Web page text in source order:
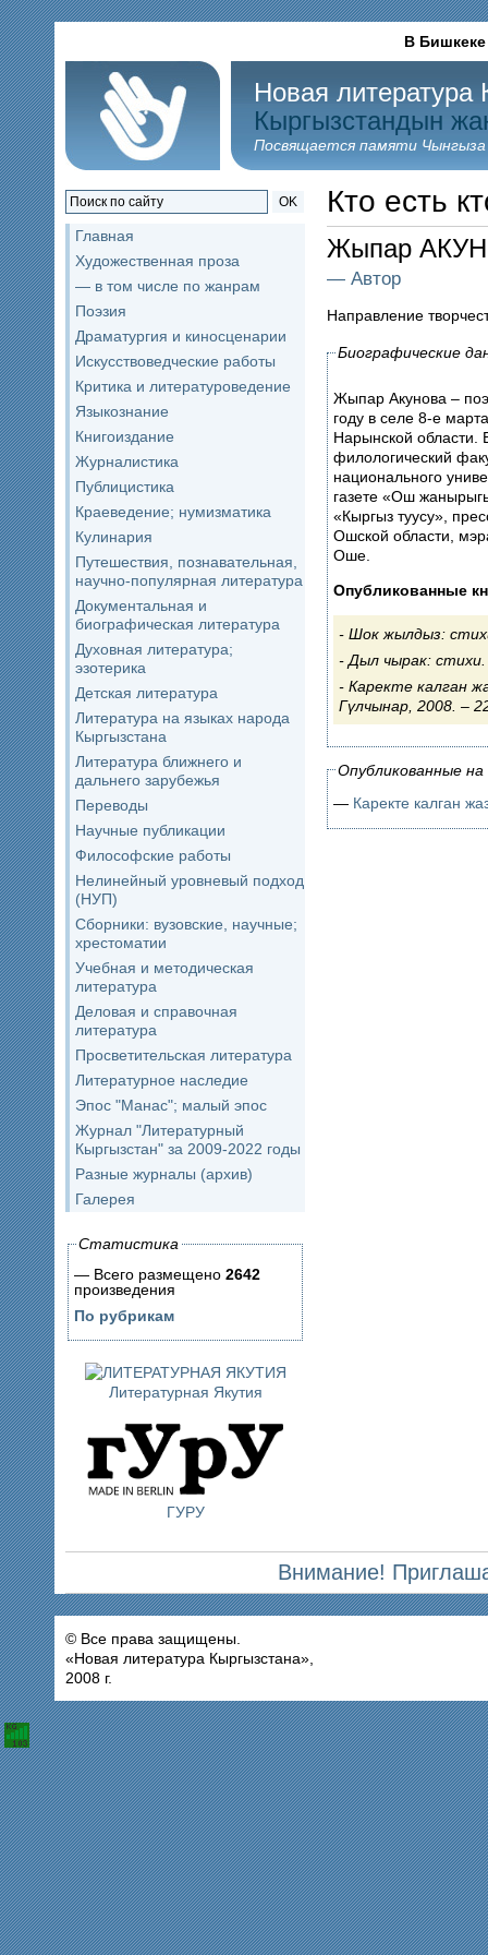
В Бишкеке
Новая литература
Кыргызстандын
Посвящается памяти
OK
Главная
Художественная проза
— в том числе по жанрам
Поэзия
Драматургия и киносценарии
Искусствоведческие работы
Критика и литературоведение
Языкознание
Книгоиздание
Журналистика
Публицистика
Краеведение; нумизматика
Кулинария
Путешествия, познавательная,
научно-популярная литература
Документальная и
биографическая литература
Духовная литература;
эзотерика
Детская литература
Литература на языках народа
Кыргызстана
Литература ближнего и
дальнего зарубежья
Переводы
Научные публикации
Философские работы
Нелинейный уровневый подход
(НУП)
Сборники: вузовские, научные;
хрестоматии
Учебная и методическая
литература
Деловая и справочная
литература
Просветительская литература
Литературное наследие
Эпос "Манас"; малый эпос
Журнал "Литературный
Кыргызстан" за 2009-2022 годы
Разные журналы (архив)
Галерея
Статистика
— Всего размещено 2642
произведения
По рубрикам
Литературная Якутия
ГУРУ
Кто есть
Жыпар
— Автор
Направление
Биографические
Жыпар Акунова –
году в селе 8-е
Нарынской области.
филологический
национального
газете «Ош
«Кыргыз туусу»,
Ошской области,
Оше.
Опубликованные
Шок жылдыз:
Дыл чырак:
Каректе калган
Гүлчынар, 2008. –
Опубликованные
— Каректе калган
Внимание!
© Все права защищены.
«Новая литература Кыргызстана»,
2008 г.